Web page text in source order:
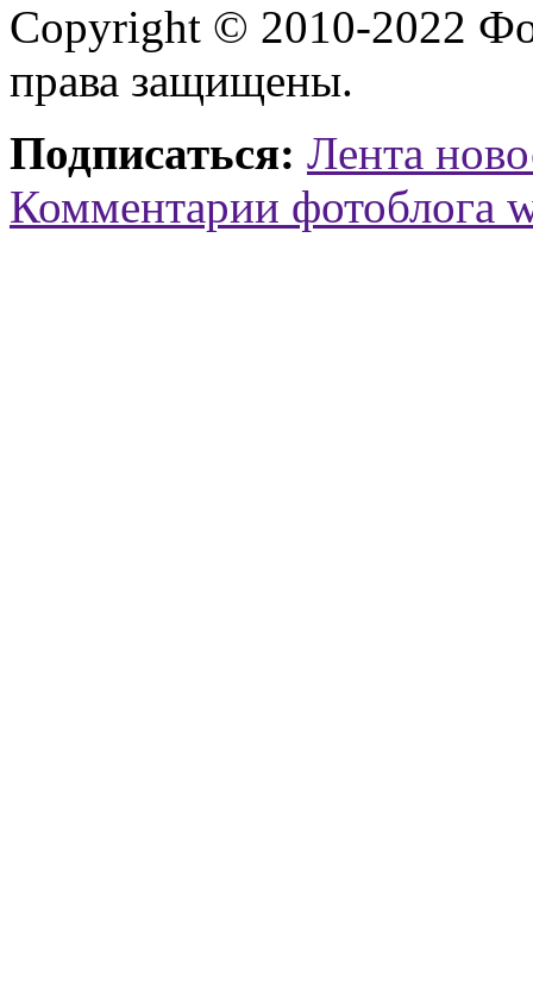
Copyright © 2010-2022
права защищены.
Подписаться: Лента
Комментарии фотоблога